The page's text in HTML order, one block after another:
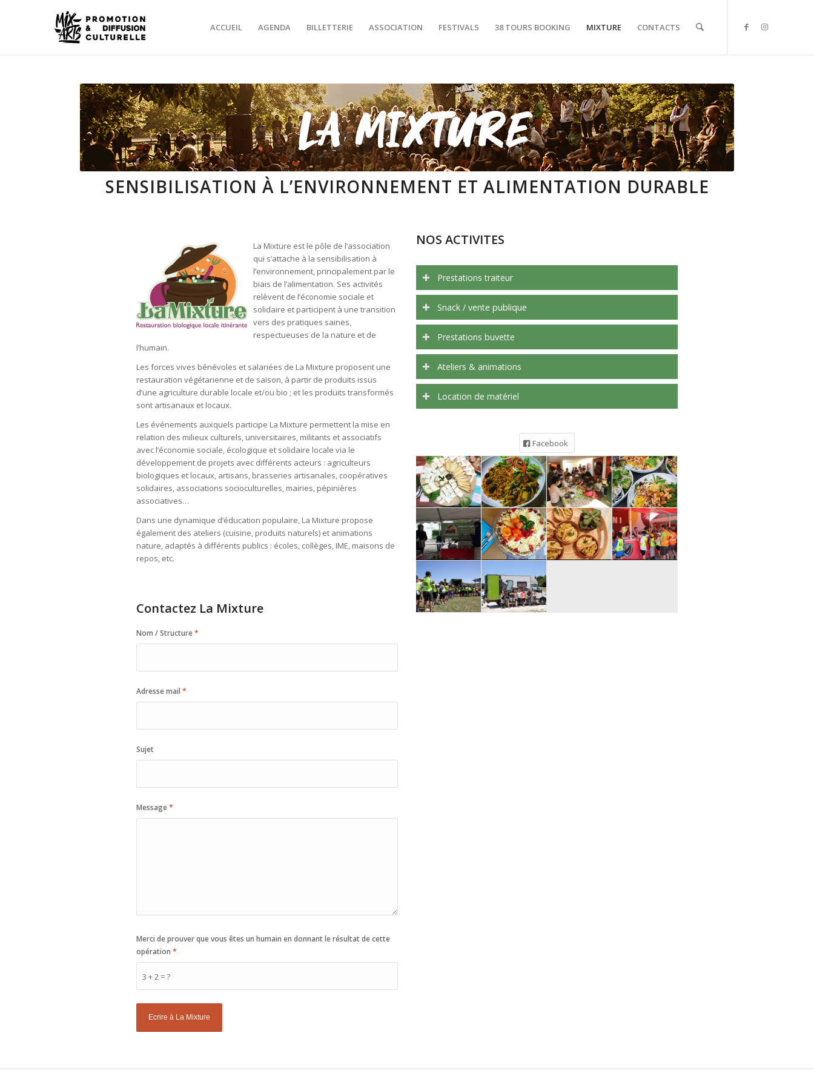
ACCUEIL AGENDA BILLETTERIE ASSOCIATION FESTIVALS 38 TOURS BOOKING MIXTURE CONTACTS
SENSIBILISATION À L’ENVIRONNEMENT ET ALIMENTATION DURABLE
La Mixture est le pôle de l’association
qui s’attache à la sensibilisation à
l’environnement, principalement par le
biais de l’alimentation. Ses activités
relèvent de l’économie sociale et
solidaire et participent à une transition
vers des pratiques saines,
respectueuses de la nature et de
l’humain.
Les forces vives bénévoles et salariées de La Mixture proposent une
restauration végétarienne et de saison, à partir de produits issus
d’une agriculture durable locale et/ou bio ; et les produits transformés
sont artisanaux et locaux.
Les événements auxquels participe La Mixture permettent la mise en
relation des milieux culturels, universitaires, militants et associatifs
avec l’économie sociale, écologique et solidaire locale via le
développement de projets avec différents acteurs : agriculteurs
biologiques et locaux, artisans, brasseries artisanales, coopératives
solidaires, associations socioculturelles, mairies, pépinières
associatives…
Dans une dynamique d’éducation populaire, La Mixture propose
également des ateliers (cuisine, produits naturels) et animations
nature, adaptés à différents publics : écoles, collèges, IME, maisons de
repos, etc.
Contactez La Mixture
Nom / Structure*
Adresse mail *
Sujet
Message*
3 + 2 = ?
Merci de prouver que vous êtes un humain en donnant le résultat de cette
opération *
NOS ACTIVITES
Prestations traiteur
Snack / vente publique
Prestations buvette
Ateliers & animations
Location de matériel
Facebook